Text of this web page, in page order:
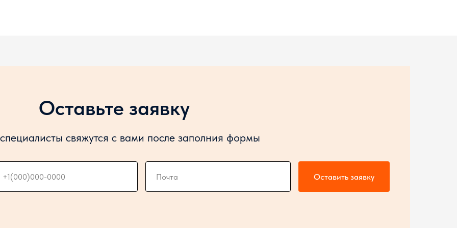
Оставьте заявку
свяжутся с вами после заполния формы
Оставить заявку